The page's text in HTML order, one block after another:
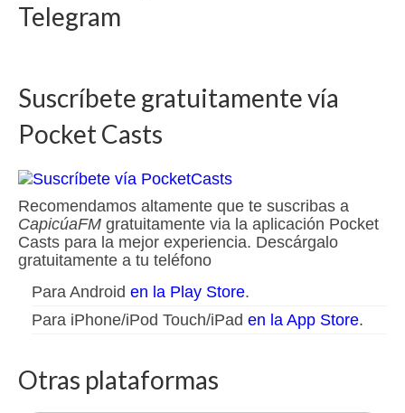
Telegram
Suscríbete gratuitamente vía
Pocket Casts
Recomendamos altamente que te suscribas a
CapicúaFM gratuitamente via la aplicación Pocket
Casts para la mejor experiencia. Descárgalo
gratuitamente a tu teléfono
Para Android en la Play Store.
Para iPhone/iPod Touch/iPad en la App Store.
Otras plataformas